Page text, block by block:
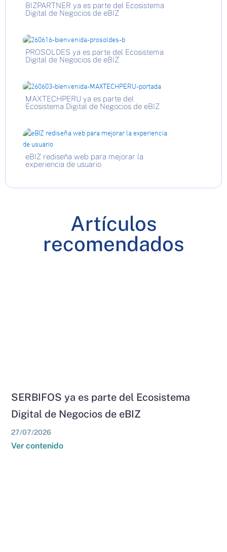
BIZPARTNER ya es parte del Ecosistema
Digital de Negocios de eBIZ
PROSOLDES ya es parte del Ecosistema
Digital de Negocios de eBIZ
MAXTECHPERU ya es parte del
Ecosistema Digital de Negocios de eBIZ
eBIZ rediseña web para mejorar la
experiencia de usuario
Artículos
recomendados
SERBIFOS ya es parte del Ecosistema
Digital de Negocios de eBIZ
27/07/2026
Ver contenido